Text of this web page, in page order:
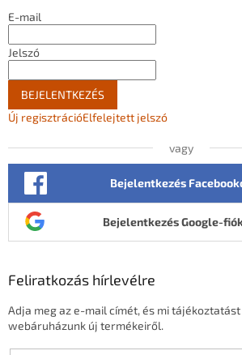
E-mail
Jelszó
BEJELENTKEZÉS
Új regisztrációElfelejtett jelszó
vagy
Bejelentkezés
Bejelentkezés Google-
Feliratkozás hírlevélre
Adja meg az e-mail címét, és mi
webáruházunk új termékeiről.